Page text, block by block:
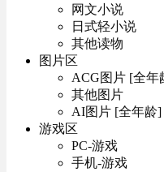
网文小说
日式轻小说
其他读物
图片区
ACG图片 [全年
其他图片
AI图片 [全年龄]
游戏区
PC-游戏
手机-游戏